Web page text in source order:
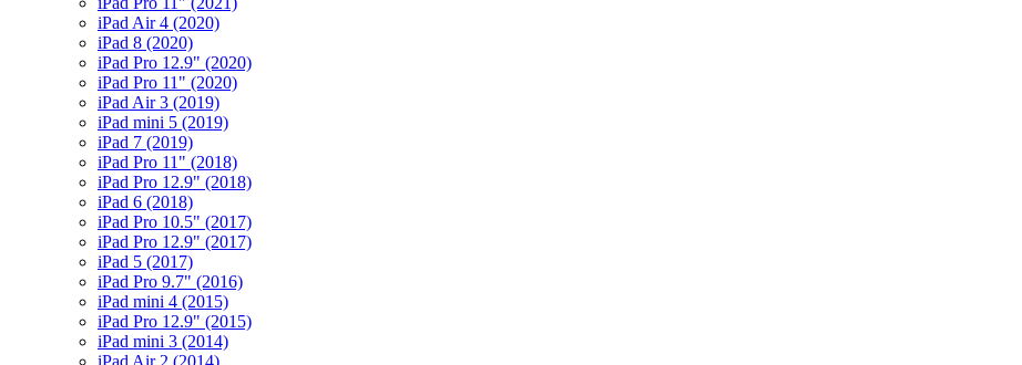
iPad Air 4 (2020)
iPad 8 (2020)
iPad Pro 12.9" (2020)
iPad Pro 11" (2020)
iPad Air 3 (2019)
iPad mini 5 (2019)
iPad 7 (2019)
iPad Pro 11" (2018)
iPad Pro 12.9" (2018)
iPad 6 (2018)
iPad Pro 10.5" (2017)
iPad Pro 12.9" (2017)
iPad 5 (2017)
iPad Pro 9.7" (2016)
iPad mini 4 (2015)
iPad Pro 12.9" (2015)
iPad mini 3 (2014)
iPad Air 2 (2014)